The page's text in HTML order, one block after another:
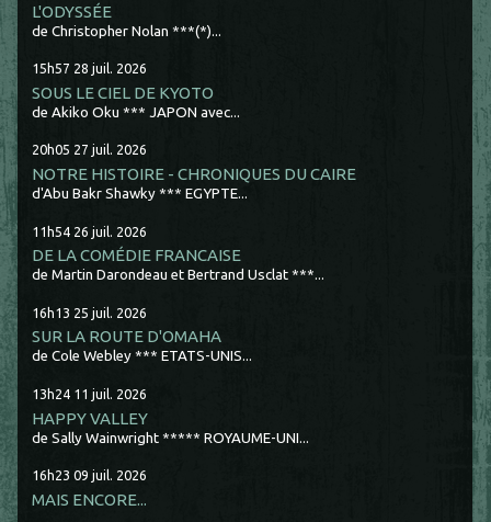
L'ODYSSÉE
de Christopher Nolan ***(*)...
15h57 28 juil. 2026
SOUS LE CIEL DE KYOTO
de Akiko Oku *** JAPON avec...
20h05 27 juil. 2026
NOTRE HISTOIRE - CHRONIQUES DU CAIRE
d'Abu Bakr Shawky *** EGYPTE...
11h54 26 juil. 2026
DE LA COMÉDIE FRANCAISE
de Martin Darondeau et Bertrand Usclat ***...
16h13 25 juil. 2026
SUR LA ROUTE D'OMAHA
de Cole Webley *** ETATS-UNIS...
13h24 11 juil. 2026
HAPPY VALLEY
de Sally Wainwright ***** ROYAUME-UNI...
16h23 09 juil. 2026
MAIS ENCORE...